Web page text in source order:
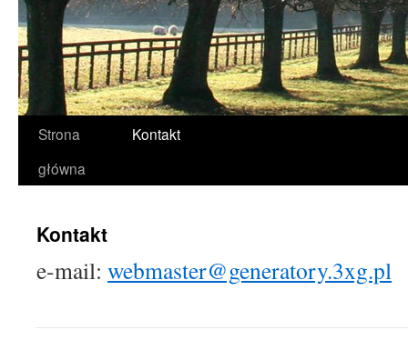
Przeskocz
do
Strona
główna
Kontakt
Kontakt
e-mail: webmaster@generatory.3xg.pl